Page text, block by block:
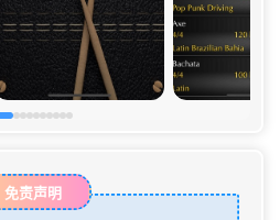
免责声明